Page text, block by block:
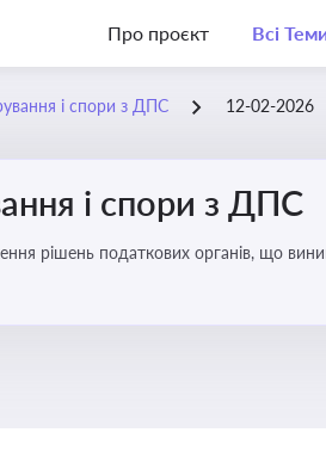
Про проєкт Всі
і спори з ДПС 12-02-2026
і спори з ДПС
рішень податкових органів, що